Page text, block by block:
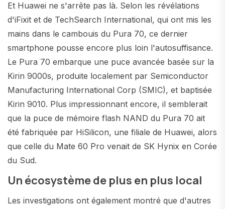
Et Huawei ne s'arrête pas là. Selon les révélations
d'iFixit et de TechSearch International, qui ont mis les
mains dans le cambouis du Pura 70, ce dernier
smartphone pousse encore plus loin l'autosuffisance.
Le Pura 70 embarque une puce avancée basée sur la
Kirin 9000s, produite localement par Semiconductor
Manufacturing International Corp (SMIC), et baptisée
Kirin 9010. Plus impressionnant encore, il semblerait
que la puce de mémoire flash NAND du Pura 70 ait
été fabriquée par HiSilicon, une filiale de Huawei, alors
que celle du Mate 60 Pro venait de SK Hynix en Corée
du Sud.
Un écosystème de plus en plus local
Les investigations ont également montré que d'autres